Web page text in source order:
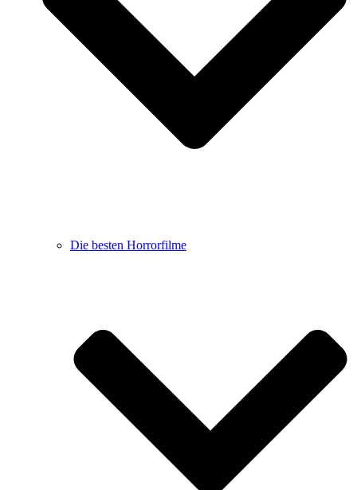
Die besten Horrorfilme